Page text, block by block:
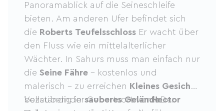
Panoramablick auf die Seineschleife
bieten. Am anderen Ufer befindet sich
die Roberts Teufelsschloss Er wacht über
den Fluss wie ein mittelalterlicher
Wächter. In Sahurs muss man einfach nur
die Seine Fähre – kostenlos und
malerisch – zu erreichen Kleines Gesicht,
bezaubernder Geburtsort vonHector
Vollständig insauberes GeländeDer